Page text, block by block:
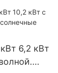
с чистой
6,2 кВт